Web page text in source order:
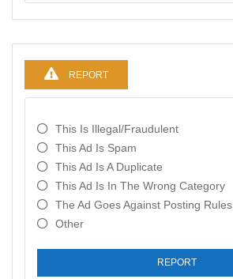
REPORT
This Is Illegal/fraudulent
This Ad Is Spam
This Ad Is A Duplicate
This Ad Is In The Wrong Category
The Ad Goes Against Posting Rules
Other
REPORT